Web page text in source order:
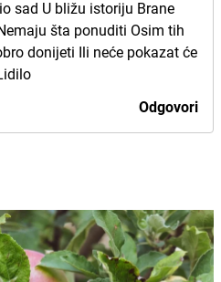
sad U bližu istoriju Brane
šta ponuditi Osim tih
donijeti Ili neće pokazat će
Odgovori